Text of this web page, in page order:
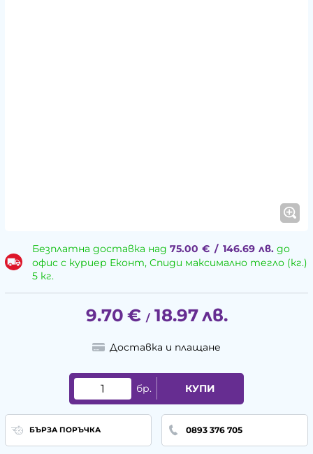
Безплатна доставка над 75.00 € / 146.69 лв.до
офис с куриер Еконт, Спиди максимално тегло (кг.)
5 кг.
9.70 € / 18.97лв.
Доставка и плащане
бр. КУПИ
БЪРЗА ПОРЪЧКА 0893 376 705